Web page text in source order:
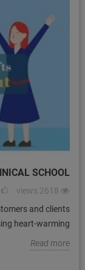
SCHOOL
2618
views
and clients
heart-warming...
Read more